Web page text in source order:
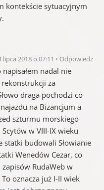
kontekście sytuacyjnym
lipca 2018 o 07:11 Odpowiedz
nadal nie
za
draga pochodzi co
na Bizancjum a
szturmu morskiego
w VIII-IX wieku
statki budowali Słowianie
Wenedów Cezar, co
RudaWeb w
oznacza już I-II wiek